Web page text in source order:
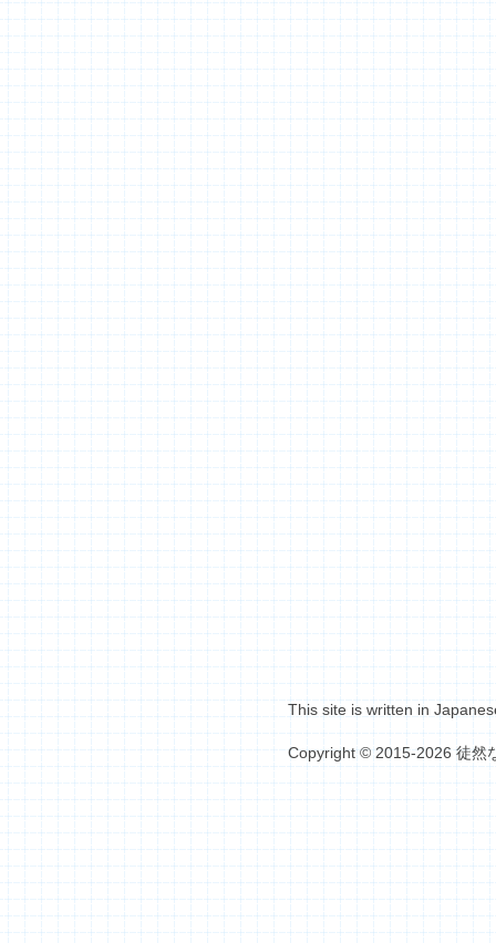
This site is written in
Copyright © 2015-2026 徒然